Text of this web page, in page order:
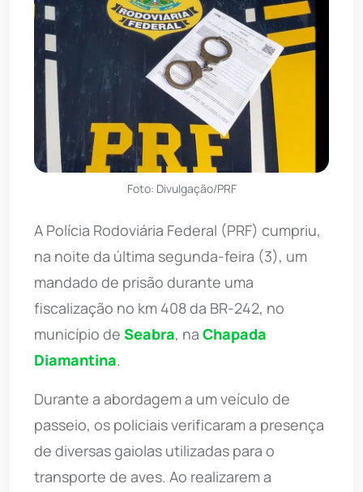
Foto: Divulgação/PRF
A Polícia Rodoviária Federal (PRF) cumpriu,
na noite da última segunda-feira (3), um
mandado de prisão durante uma
fiscalização no km 408 da BR-242, no
município de Seabra, na Chapada
Diamantina.
Durante a abordagem a um veículo de
passeio, os policiais verificaram a presença
de diversas gaiolas utilizadas para o
transporte de aves. Ao realizarem a